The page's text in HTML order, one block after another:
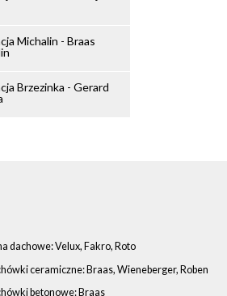
Michalin - Braas
Brzezinka - Gerard
dachowe: Velux, Fakro, Roto
ceramiczne: Braas, Wieneberger, Roben
betonowe: Braas